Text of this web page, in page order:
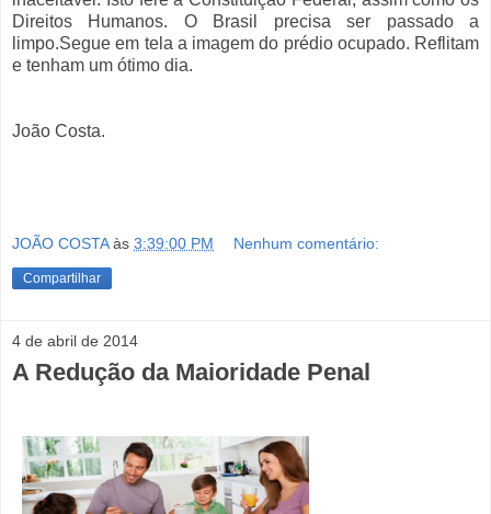
Direitos Humanos. O Brasil precisa ser passado a
limpo.Segue em tela a imagem do prédio ocupado. Reflitam
e tenham um ótimo dia.
João Costa.
JOÃO COSTAàs 3:39:00 PM Nenhum comentário:
Compartilhar
4 de abril de 2014
A Redução da Maioridade Penal